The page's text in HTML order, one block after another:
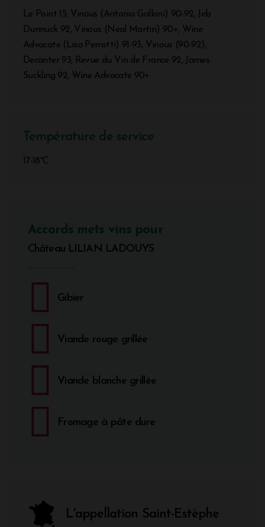
Le Point 15, Vinous (Antonio Galloni) 90-92, Jeb
Dunnuck 92, Vinous (Neal Martin) 90+, Wine
Advocate (Lisa Perrotti) 91-93, Vinous (90-92),
Decanter 93, Revue du Vin de France 92, James
Suckling 92, Wine Advocate 90+
Température de service
17-18°C
Accords mets vins pour
Château LILIAN LADOUYS
Gibier
Viande rouge grillée
Viande blanche grillée
Fromage à pâte dure
L'appellation Saint-Estèphe